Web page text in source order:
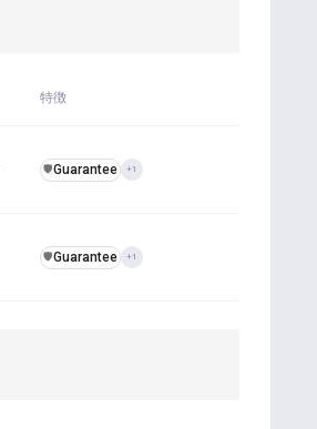
特徴
️🛡️Guarantee +1
️🛡️Guarantee +1